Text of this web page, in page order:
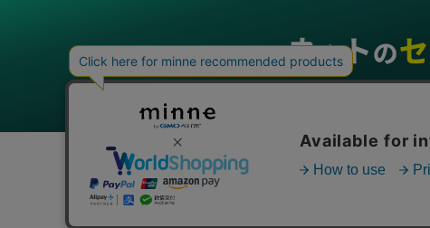
グループサービス
インターネットサービス